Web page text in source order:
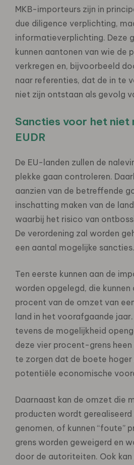
MKB-importeurs zijn in
due diligence verplichting,
informatieverplichting. Deze
kunnen aantonen van wie de
verkregen en, bijvoorbeeld
naar referenties, dat de in te
niet zijn ontstaan als gevolg
Sancties voor het niet
EUDR
De EU-landen zullen de
plekke gaan controleren.
aanzien van de betreffende
inschatting maken van de
waarbij het risico van
De verordening zal worden
een aantal mogelijke sancties.
Ten eerste kunnen aan de
worden opgelegd, die
procent van de omzet van
land in het voorafgaande
tevens de mogelijkheid
deze vier procent-grens
te zorgen dat de boete hoger
potentiële economische
Daarnaast kan de omzet die
producten wordt gerealiseerd
genomen, of kunnen “foute”
grens worden geweigerd en
door de autoriteiten. Ook kan